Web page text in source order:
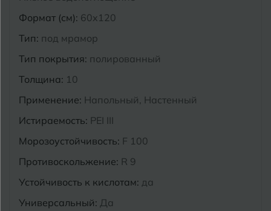
Формат (см): 60x120
Тип: под мрамор
Тип покрытия: полированный
Толщина: 10
Применение: Напольный, Настенный
Истираемость: PEI III
Морозоустойчивость: F 100
Противоскольжение: R 9
Устойчивость к кислотам: да
Универсальный: Да
Курганинск
Магнитогорск
Майкоп
Челябинск
Э Энгельс
Я